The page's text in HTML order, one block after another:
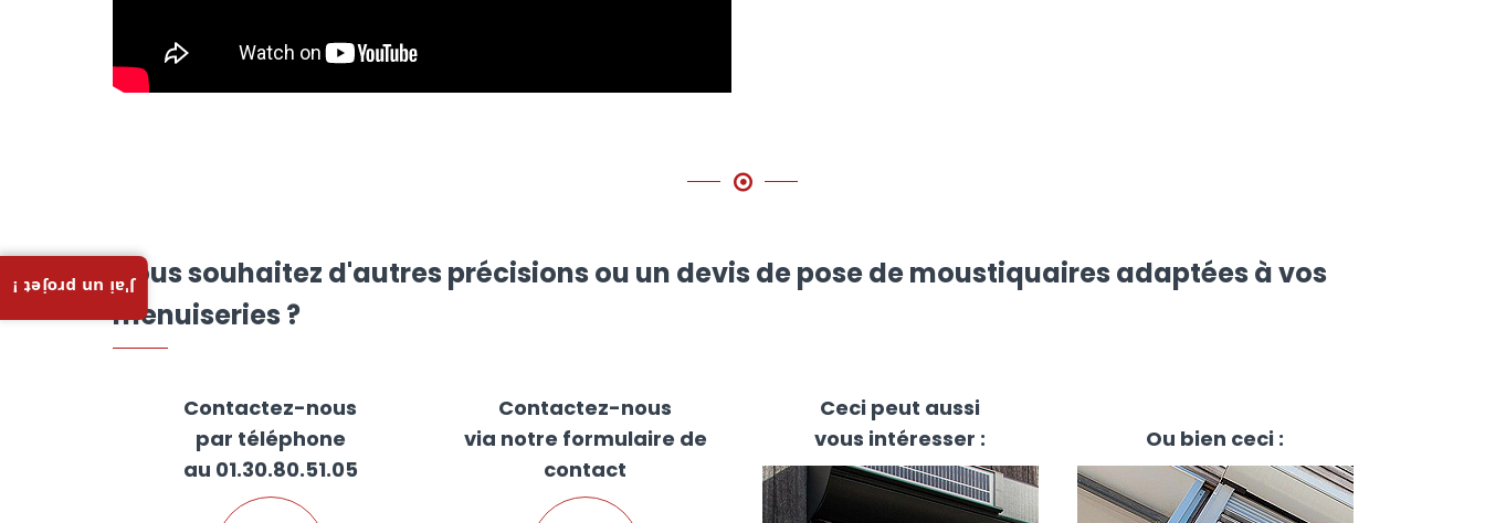
J'ai un projet !Vous souhaitez d'autres précisions ou un devis de pose de moustiquaires adaptées à vos
menuiseries ?
Contactez-nous
par téléphone
au 01.30.80.51.05
Contactez-nous
via notre formulaire de
contact
Ceci peut aussi
vous intéresser :
Ou bien ceci :